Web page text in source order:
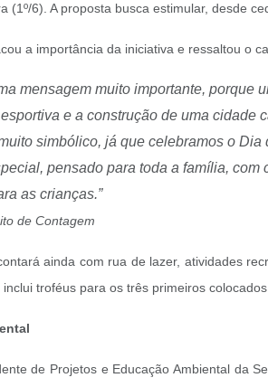
(1º/6). A proposta busca estimular, desde
a importância da iniciativa e ressaltou o
mensagem muito importante, porque
e a construção de uma cidade
simbólico, já que celebramos o Dia
pensado para toda a família, com
as crianças.”
de Contagem
ainda com rua de lazer, atividades
troféus para os três primeiros
de Projetos e Educação Ambiental da